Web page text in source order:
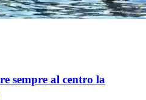
sempre al centro la